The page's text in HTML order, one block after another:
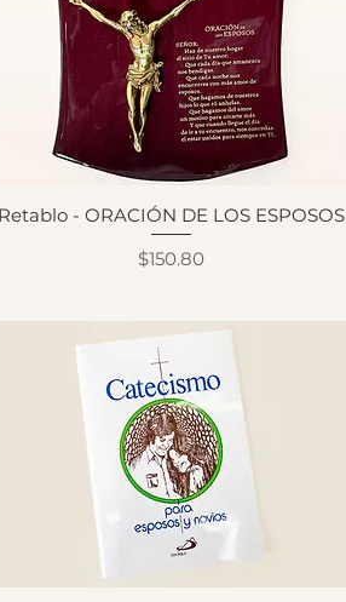
Retablo - ORACIÓN DE LOS ESPOSOS
Precio
$150.80